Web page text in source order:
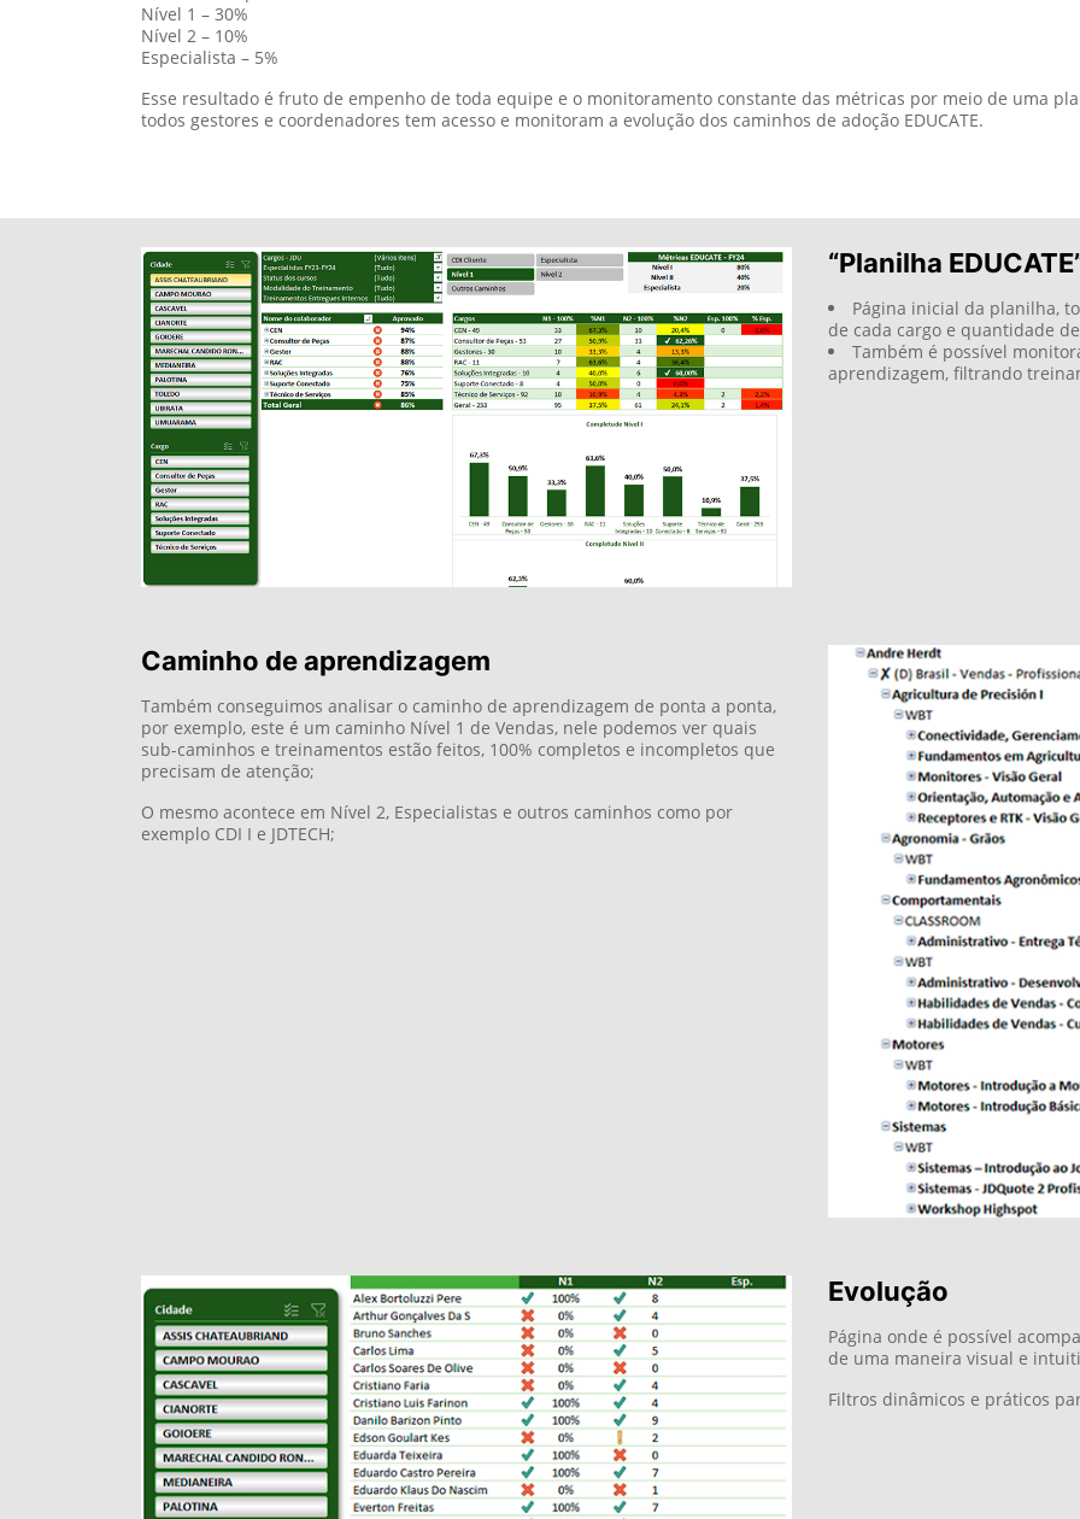
Caminho de aprendizagem
Também conseguimos analisar o caminho de aprendizagem de ponta a ponta,
por exemplo, este é um caminho Nível 1 de Vendas, nele podemos ver quais
O mesmo acontece em Nível 2, Especialistas e outros caminhos como por
exemplo CDI I e JDTECH;
Evolução
Página onde é possível
de uma maneira visual e
Filtros dinâmicos e práticos
Painel
Por fim, também é gerado um painel de métricas e gráficos que representa a
evolução de cargos para Nível 1, Nível 2 e Especialista;
Os números se ajustam conforme a loja ou respectivo cargo selecionado nos
filtros.